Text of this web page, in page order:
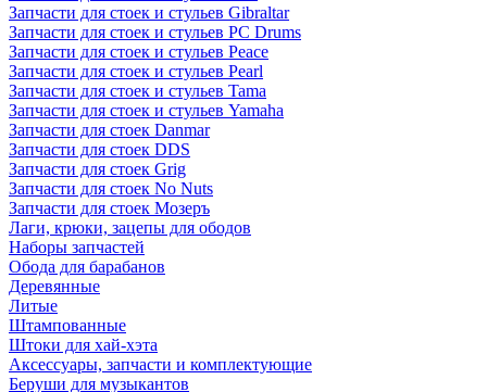
Запчасти для стоек и стульев Gibraltar
Запчасти для стоек и стульев PC Drums
Запчасти для стоек и стульев Peace
Запчасти для стоек и стульев Pearl
Запчасти для стоек и стульев Tama
Запчасти для стоек и стульев Yamaha
Запчасти для стоек Danmar
Запчасти для стоек DDS
Запчасти для стоек Grig
Запчасти для стоек No Nuts
Запчасти для стоек Мозеръ
Лаги, крюки, зацепы для ободов
Наборы запчастей
Обода для барабанов
Деревянные
Литые
Штампованные
Штоки для хай-хэта
Аксессуары, запчасти и комплектующие
Беруши для музыкантов